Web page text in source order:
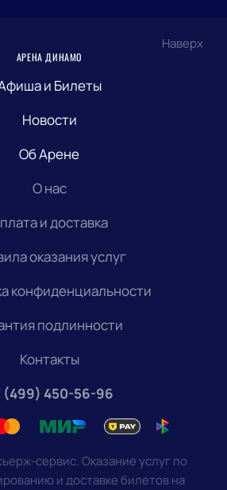
Наверх
АРЕНА ДИНАМО
и Билеты
Новости
Об Арене
О нас
и доставка
оказания услуг
конфиденциальности
подлинности
Контакты
(499) 450-56-96
сервис. Оказание услуг по
и доставке билетов на